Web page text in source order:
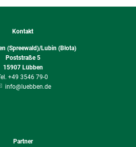
Kontakt
(Spreewald)/Lubin (Błota)
Poststraße 5
15907 Lübben
+49 3546 79-0
info@luebben.de
Partner